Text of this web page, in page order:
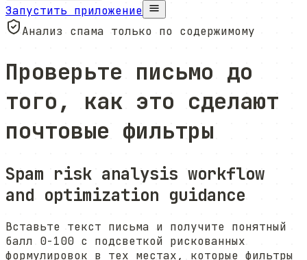
Запустить приложение
Анализ спама только по содержимому
Проверьте письмо до
того, как это сделают
почтовые фильтры
Spam risk analysis workflow
and optimization guidance
Вставьте текст письма и получите понятный
балл 0-100 с подсветкой рискованных
формулировок в тех местах, которые фильтры